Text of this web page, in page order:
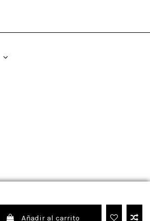
Añadir al carrito